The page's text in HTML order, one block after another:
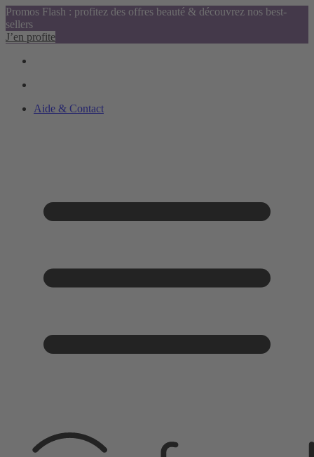
Promos Flash : profitez des offres beauté & découvrez nos best-
sellers
J’en profite
Aide & Contact